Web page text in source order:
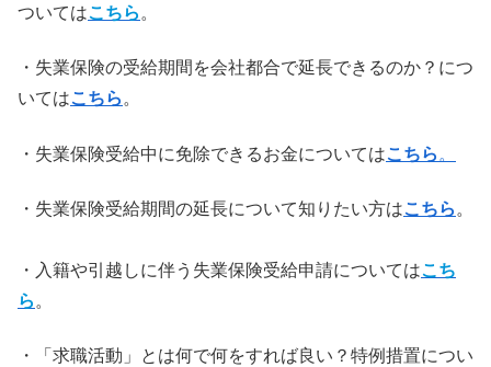
ついてはこちら 。
・失業保険の受給期間を会社都合で延長できるのか？につ
いてはこちら 。
・失業保険受給中に免除できるお金についてはこちら 。
・失業保険受給期間の延長について知りたい方はこちら 。
・入籍や引越しに伴う失業保険受給申請についてはこち
ら 。
・「求職活動」とは何で何をすれば良い？特例措置につい